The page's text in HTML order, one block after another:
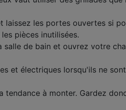
laissez les portes ouvertes si
pièces inutilisées.
de bain et ouvrez votre
et électriques lorsqu'ils ne
tendance à monter. Gardez